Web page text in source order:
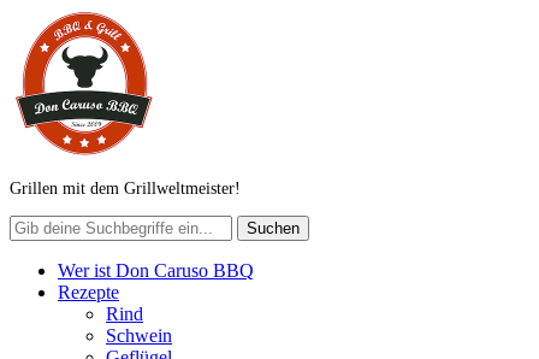
Grillen mit dem Grillweltmeister!
Wer ist Don Caruso BBQ
Rezepte
Rind
Schwein